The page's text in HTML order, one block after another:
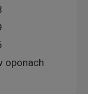
oponach